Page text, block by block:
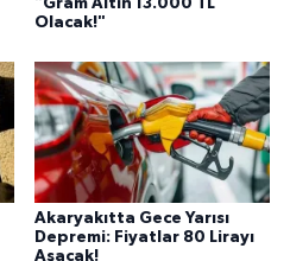
"Gram Altın 13.000 TL
Olacak!"
Akaryakıtta Gece Yarısı
Depremi: Fiyatlar 80 Lirayı
Aşacak!